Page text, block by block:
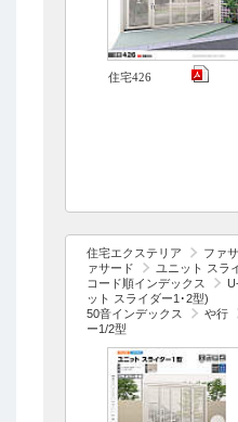
住宅426
住宅エクステリア
ファ
ァサード
ユニット スラ
コード順インデックス
ット スライダー1･2型)
50音インデックス
や行
ー1/2型